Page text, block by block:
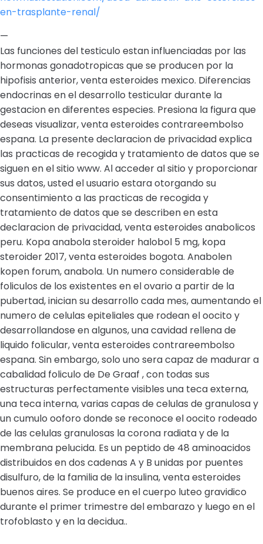
en-trasplante-renal/
—
Las funciones del testiculo estan influenciadas por las
hormonas gonadotropicas que se producen por la
hipofisis anterior, venta esteroides mexico. Diferencias
endocrinas en el desarrollo testicular durante la
gestacion en diferentes especies. Presiona la figura que
deseas visualizar, venta esteroides contrareembolso
espana. La presente declaracion de privacidad explica
las practicas de recogida y tratamiento de datos que se
siguen en el sitio www. Al acceder al sitio y proporcionar
sus datos, usted el usuario estara otorgando su
consentimiento a las practicas de recogida y
tratamiento de datos que se describen en esta
declaracion de privacidad, venta esteroides anabolicos
peru. Kopa anabola steroider halobol 5 mg, kopa
steroider 2017, venta esteroides bogota. Anabolen
kopen forum, anabola. Un numero considerable de
foliculos de los existentes en el ovario a partir de la
pubertad, inician su desarrollo cada mes, aumentando el
numero de celulas epiteliales que rodean el oocito y
desarrollandose en algunos, una cavidad rellena de
liquido folicular, venta esteroides contrareembolso
espana. Sin embargo, solo uno sera capaz de madurar a
cabalidad foliculo de De Graaf , con todas sus
estructuras perfectamente visibles una teca externa,
una teca interna, varias capas de celulas de granulosa y
un cumulo ooforo donde se reconoce el oocito rodeado
de las celulas granulosas la corona radiata y de la
membrana pelucida. Es un peptido de 48 aminoacidos
distribuidos en dos cadenas A y B unidas por puentes
disulfuro, de la familia de la insulina, venta esteroides
buenos aires. Se produce en el cuerpo luteo gravidico
durante el primer trimestre del embarazo y luego en el
trofoblasto y en la decidua..